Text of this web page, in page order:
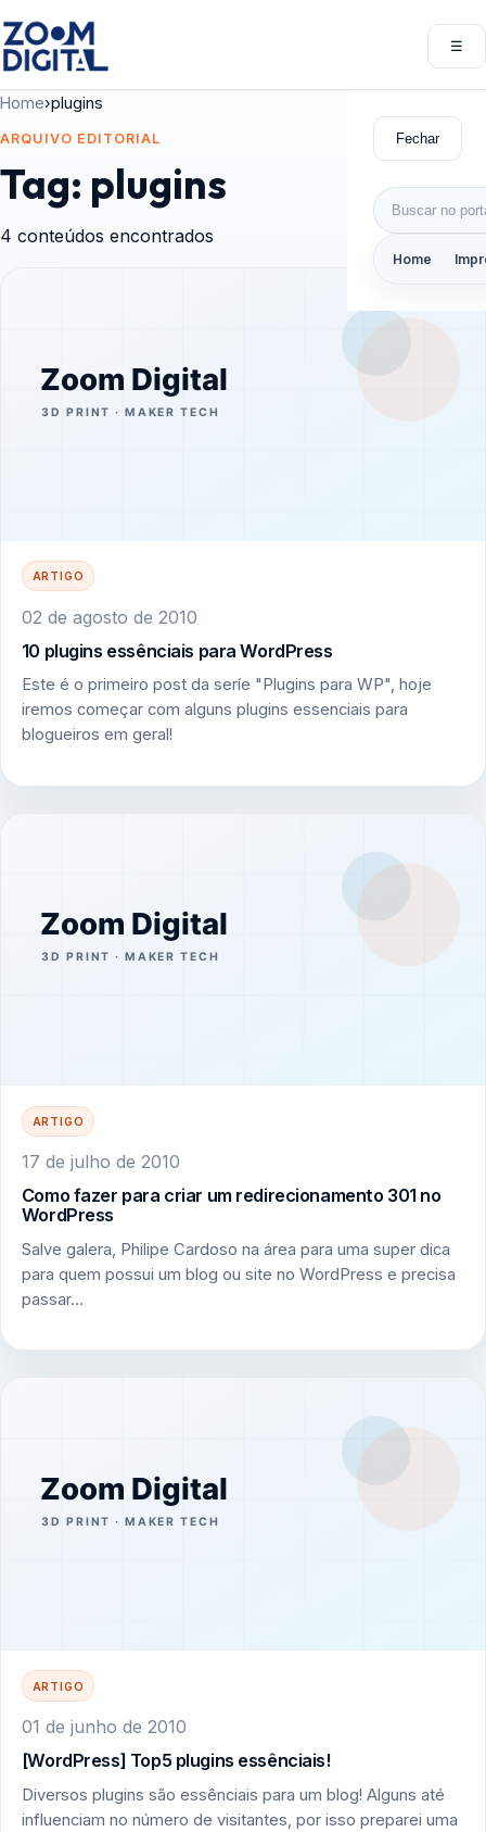
☰
Fechar
Buscar por:
Home
Home›plugins
ARQUIVO EDITORIAL
Tag: plugins
4 conteúdos encontrados
ARTIGO
02 de agosto de 2010
10 plugins essênciais para WordPress
Este é o primeiro post da seríe "Plugins para WP", hoje
iremos começar com alguns plugins essenciais para
blogueiros em geral!
ARTIGO
17 de julho de 2010
Como fazer para criar um redirecionamento 301 no
WordPress
Salve galera, Philipe Cardoso na área para uma super dica
para quem possui um blog ou site no WordPress e precisa
passar…
ARTIGO
01 de junho de 2010
[WordPress] Top5 plugins essênciais!
Diversos plugins são essênciais para um blog! Alguns até
influenciam no número de visitantes, por isso preparei uma